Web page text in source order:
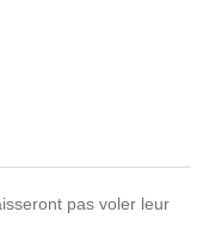
pas voler leur